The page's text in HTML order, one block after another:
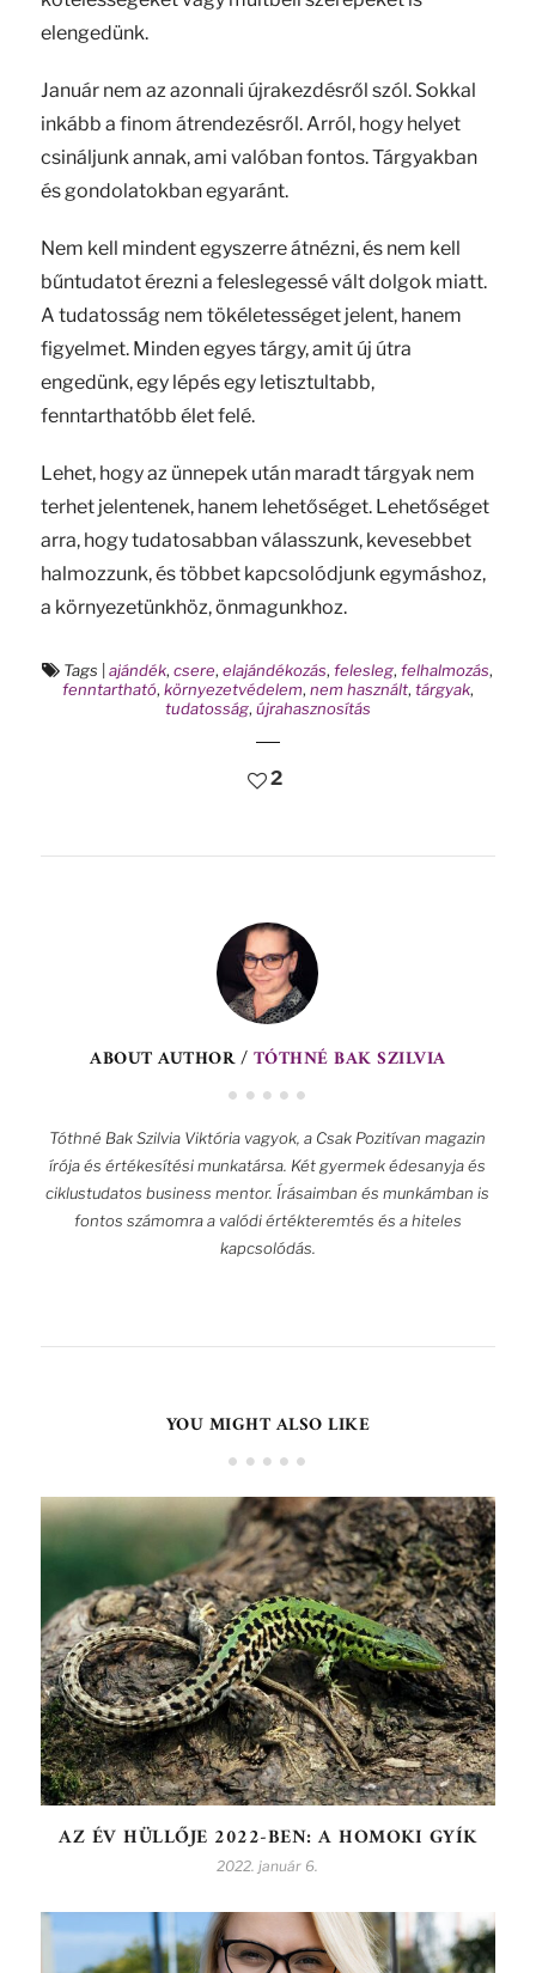
elengedünk.
Január nem az azonnali újrakezdésről szól. Sokkal
inkább a finom átrendezésről. Arról, hogy helyet
csináljunk annak, ami valóban fontos. Tárgyakban
és gondolatokban egyaránt.
Nem kell mindent egyszerre átnézni, és nem kell
bűntudatot érezni a feleslegessé vált dolgok miatt.
A tudatosság nem tökéletességet jelent, hanem
figyelmet. Minden egyes tárgy, amit új útra
engedünk, egy lépés egy letisztultabb,
fenntarthatóbb élet felé.
Lehet, hogy az ünnepek után maradt tárgyak nem
terhet jelentenek, hanem lehetőséget. Lehetőséget
arra, hogy tudatosabban válasszunk, kevesebbet
halmozzunk, és többet kapcsolódjunk egymáshoz,
a környezetünkhöz, önmagunkhoz.
Tags |ajándék,csere,elajándékozás,felesleg,felhalmozás,
fenntartható, környezetvédelem, nem használt, tárgyak,
tudatosság, újrahasznosítás
2
ABOUT AUTHOR /TÓTHNÉ BAK SZILVIA
Tóthné Bak Szilvia Viktória vagyok, a Csak Pozitívan magazin
írója és értékesítési munkatársa. Két gyermek édesanyja és
ciklustudatos business mentor. Írásaimban és munkámban is
fontos számomra a valódi értékteremtés és a hiteles
kapcsolódás.
YOU MIGHT ALSO LIKE
AZ ÉV HÜLLŐJE 2022-BEN: A HOMOKI GYÍK
2022. január 6.